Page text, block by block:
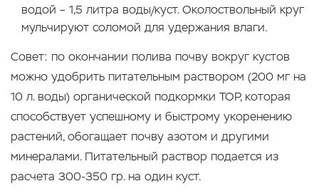
водой – 1,5 литра воды/куст. Околоствольный круг
мульчируют соломой для удержания влаги.
Совет: по окончании полива почву вокруг кустов
можно удобрить питательным раствором (200 мг на
10 л. воды) органической подкормки ТОР, которая
способствует успешному и быстрому укоренению
растений, обогащает почву азотом и другими
минералами. Питательный раствор подается из
расчета 300-350 гр. на один куст.